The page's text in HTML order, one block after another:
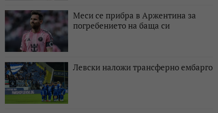
Меси се прибра в Аржентина за
погребението на баща си
Левски наложи трансферно ембарго